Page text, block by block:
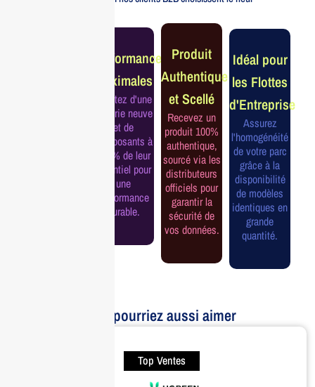
Performance
Maximales
Profitez d'une
batterie neuve
et de
composants à
100% de leur
potentiel pour
une
performance
durable.
Produit
Authentique
et Scellé
Recevez un
produit 100%
authentique,
sourcé via les
distributeurs
officiels pour
garantir la
sécurité de
vos données.
Idéal pour
les Flottes
d'Entreprise
Assurez
l'homogénéité
de votre parc
grâce à la
disponibilité
de modèles
identiques en
grande
quantité.
Vous pourriez aussi aimer
Top Ventes